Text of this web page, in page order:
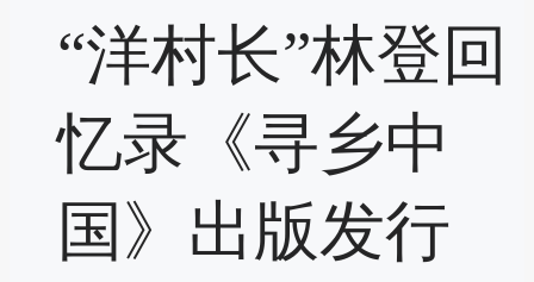
“洋村长”林登回
忆录《寻乡中
国》出版发行